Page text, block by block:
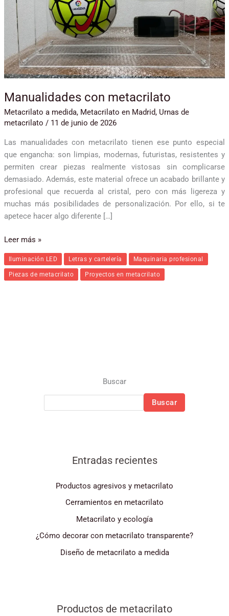
Manualidades con metacrilato
Metacrilato a medida, Metacrilato en Madrid, Urnas de
metacrilato / 11 de junio de 2026
Las manualidades con metacrilato tienen ese punto especial
que engancha: son limpias, modernas, futuristas, resistentes y
permiten crear piezas realmente vistosas sin complicarse
demasiado. Además, este material ofrece un acabado brillante y
profesional que recuerda al cristal, pero con más ligereza y
muchas más posibilidades de personalización. Por ello, si te
apetece hacer algo diferente […]
Leer más »
Iluminación LED Letras y cartelería Maquinaria profesional
Piezas de metacrilato Proyectos en metacrilato
Buscar
Buscar
Entradas recientes
Productos agresivos y metacrilato
Cerramientos en metacrilato
Metacrilato y ecología
¿Cómo decorar con metacrilato transparente?
Diseño de metacrilato a medida
Productos de metacrilato